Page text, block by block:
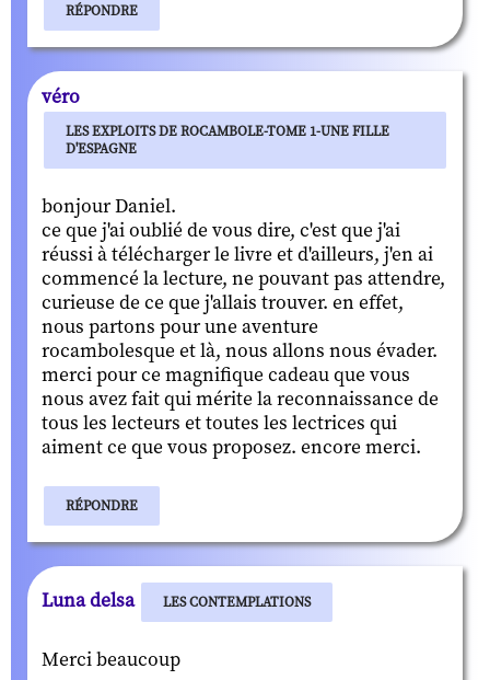
RÉPONDRE
véro
LES EXPLOITS DE ROCAMBOLE-TOME 1-UNE FILLE
D'ESPAGNE
bonjour Daniel.
ce que j'ai oublié de vous dire, c'est que j'ai
réussi à télécharger le livre et d'ailleurs, j'en ai
commencé la lecture, ne pouvant pas attendre,
curieuse de ce que j'allais trouver. en effet,
nous partons pour une aventure
rocambolesque et là, nous allons nous évader.
merci pour ce magnifique cadeau que vous
nous avez fait qui mérite la reconnaissance de
tous les lecteurs et toutes les lectrices qui
aiment ce que vous proposez. encore merci.
RÉPONDRE
Luna delsa LES CONTEMPLATIONS
Merci beaucoup